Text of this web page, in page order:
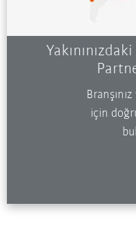
için